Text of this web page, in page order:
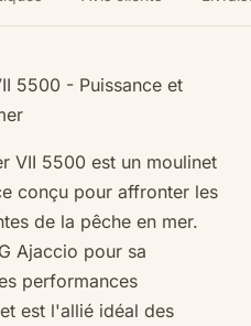
5500 - Puissance et
VII 5500 est un moulinet
conçu pour affronter les
de la pêche en mer.
Ajaccio pour sa
performances
est l'allié idéal des